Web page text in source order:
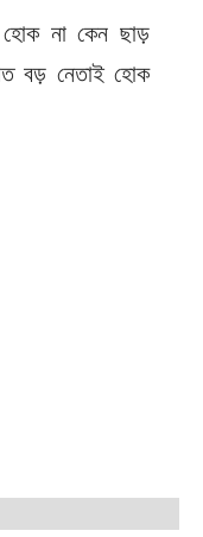
হোক না কেন ছাড়
বড় নেতাই হোক